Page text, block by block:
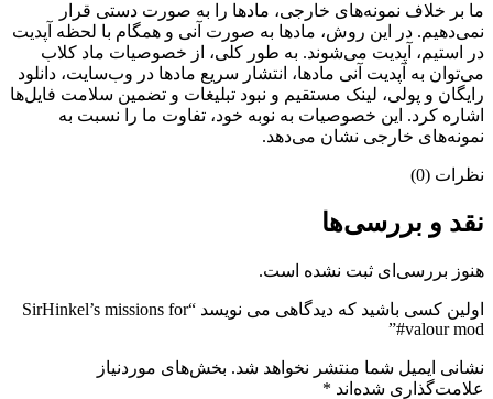
ما بر خلاف نمونه‌های خارجی، مادها را به صورت دستی قرار
نمی‌دهیم. در این روش، مادها به صورت آنی و همگام با لحظه آپدیت
در استیم، آپدیت می‌شوند. به طور کلی، از خصوصیات ماد کلاب
می‌‌توان به آپدیت آنی مادها، انتشار سریع مادها در وب‌سایت، دانلود
رایگان و پولی، لینک مستقیم و نبود تبلیغات و تضمین سلامت فایل‌ها
اشاره کرد. این خصوصیات به نوبه خود، تفاوت ما را نسبت به
نمونه‌های خارجی نشان می‌دهد.
نظرات (0)
نقد و بررسی‌ها
هنوز بررسی‌ای ثبت نشده است.
اولین کسی باشید که دیدگاهی می نویسد “SirHinkel’s missions for
#valour mod”
نشانی ایمیل شما منتشر نخواهد شد. بخش‌های موردنیاز
علامت‌گذاری شده‌اند *